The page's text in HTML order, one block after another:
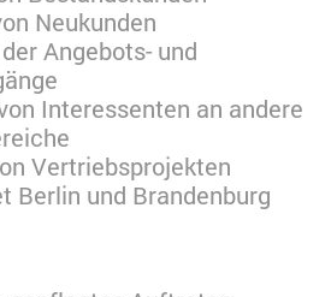
Neukunden
Angebots- und
Interessenten an andere
Vertriebsprojekten
Berlin und Brandenburg